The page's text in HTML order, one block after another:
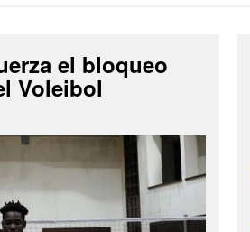
el bloqueo
Voleibol